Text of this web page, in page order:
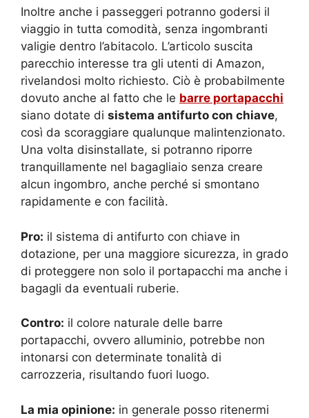
Inoltre anche i passeggeri potranno godersi il
viaggio in tutta comodità, senza ingombranti
valigie dentro l’abitacolo. L’articolo suscita
parecchio interesse tra gli utenti di Amazon,
rivelandosi molto richiesto. Ciò è probabilmente
dovuto anche al fatto che le barre portapacchi
siano dotate di sistema antifurto con chiave,
così da scoraggiare qualunque malintenzionato.
Una volta disinstallate, si potranno riporre
tranquillamente nel bagagliaio senza creare
alcun ingombro, anche perché si smontano
rapidamente e con facilità.
Pro: il sistema di antifurto con chiave in
dotazione, per una maggiore sicurezza, in grado
di proteggere non solo il portapacchi ma anche i
bagagli da eventuali ruberie.
Contro: il colore naturale delle barre
portapacchi, ovvero alluminio, potrebbe non
intonarsi con determinate tonalità di
carrozzeria, risultando fuori luogo.
La mia opinione: in generale posso ritenermi